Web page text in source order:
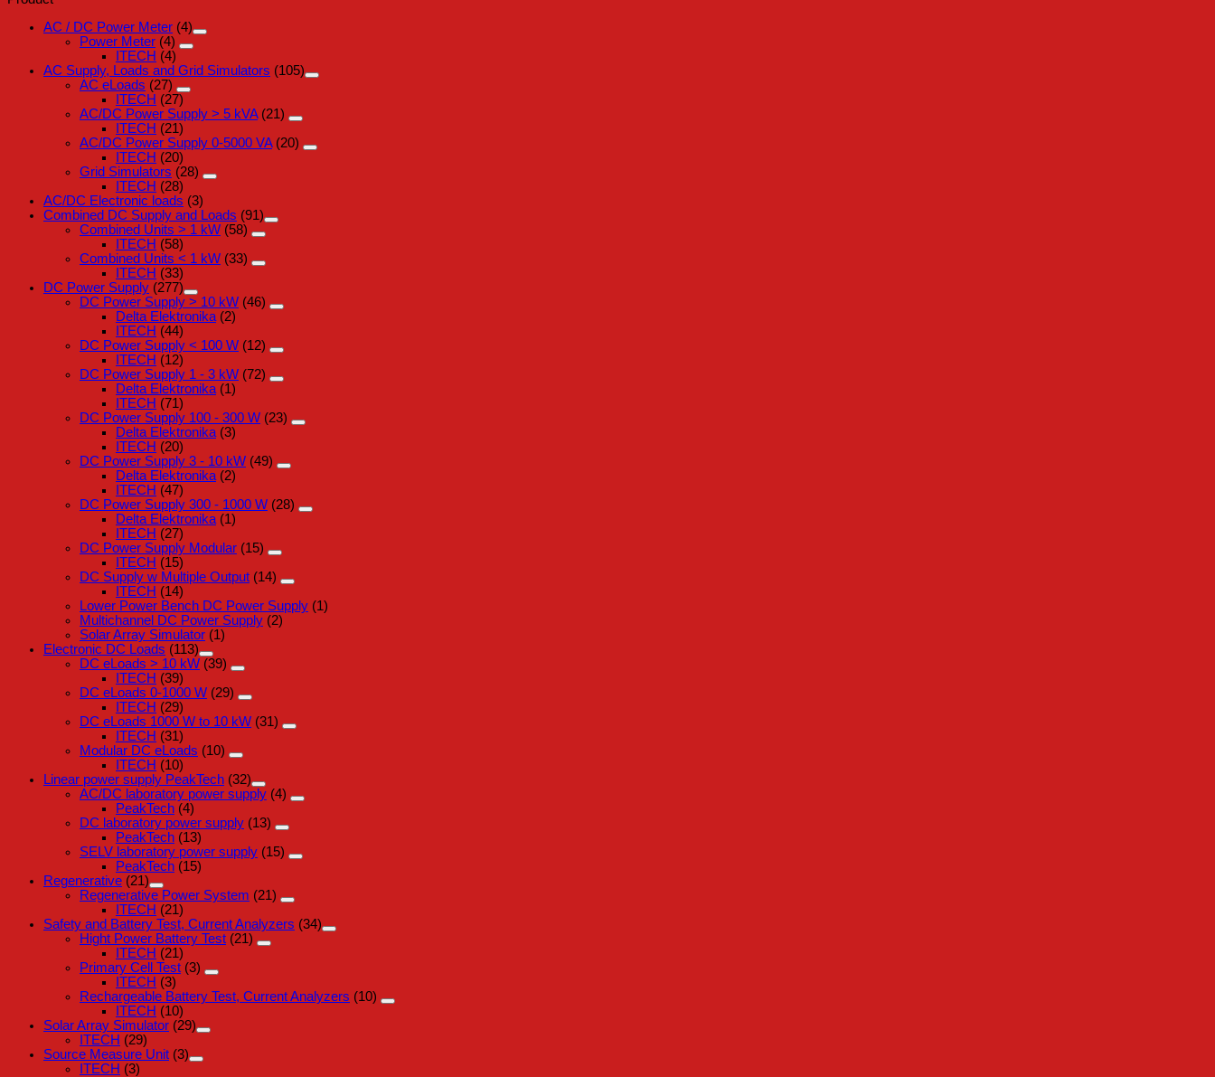
AC / DC Power Meter (4)
Power Meter (4)
ITECH (4)
AC Supply, Loads and Grid Simulators (105)
AC eLoads (27)
ITECH (27)
AC/DC Power Supply > 5 kVA (21)
ITECH (21)
AC/DC Power Supply 0-5000 VA (20)
ITECH (20)
Grid Simulators (28)
ITECH (28)
AC/DC Electronic loads (3)
Combined DC Supply and Loads (91)
Combined Units > 1 kW (58)
ITECH (58)
Combined Units < 1 kW (33)
ITECH (33)
DC Power Supply (277)
DC Power Supply > 10 kW (46)
Delta Elektronika (2)
ITECH (44)
DC Power Supply < 100 W (12)
ITECH (12)
DC Power Supply 1 - 3 kW (72)
Delta Elektronika (1)
ITECH (71)
DC Power Supply 100 - 300 W (23)
Delta Elektronika (3)
ITECH (20)
DC Power Supply 3 - 10 kW (49)
Delta Elektronika (2)
ITECH (47)
DC Power Supply 300 - 1000 W (28)
Delta Elektronika (1)
ITECH (27)
DC Power Supply Modular (15)
ITECH (15)
DC Supply w Multiple Output (14)
ITECH (14)
Lower Power Bench DC Power Supply (1)
Multichannel DC Power Supply (2)
Solar Array Simulator (1)
Electronic DC Loads (113)
DC eLoads > 10 kW (39)
ITECH (39)
DC eLoads 0-1000 W (29)
ITECH (29)
DC eLoads 1000 W to 10 kW (31)
ITECH (31)
Modular DC eLoads (10)
ITECH (10)
Linear power supply PeakTech (32)
AC/DC laboratory power supply (4)
PeakTech (4)
DC laboratory power supply (13)
PeakTech (13)
SELV laboratory power supply (15)
PeakTech (15)
Regenerative (21)
Regenerative Power System (21)
ITECH (21)
Safety and Battery Test, Current Analyzers (34)
Hight Power Battery Test (21)
ITECH (21)
Primary Cell Test (3)
ITECH (3)
Rechargeable Battery Test, Current Analyzers (10)
ITECH (10)
Solar Array Simulator (29)
ITECH (29)
Source Measure Unit (3)
ITECH (3)